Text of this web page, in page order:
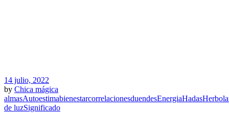
14 julio, 2022
by Chica mágica
almasAutoestimabienestarcorrelacionesduendesEnergiaHadas
de luzSignificado